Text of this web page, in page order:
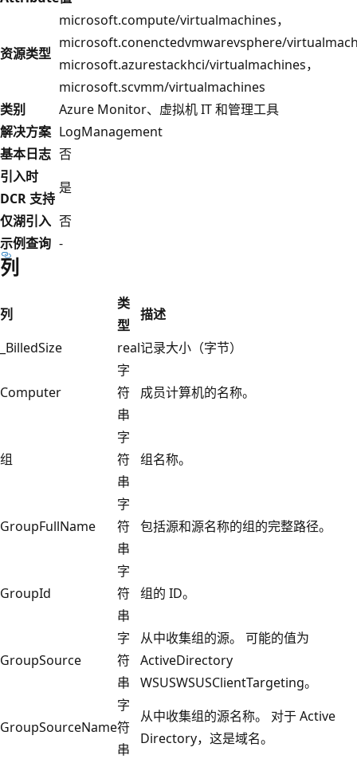
资源类型
microsoft.compute/virtualmachines，
microsoft.conenctedvmwarevsphere/
microsoft.azurestackhci/virtualmachines，
microsoft.scvmm/virtualmachines
类别
Azure Monitor、虚拟机 IT 和管理工具
解决方案 LogManagement
基本日志 否
引入时
DCR 支持
是
仅湖引入 否
示例查询 -
列
列
类
型
描述
_BilledSize
real记录大小（字节）
Computer
字
符
串
成员计算机的名称。
组
字
符
串
组名称。
GroupFullName
字
符
串
包括源和源名称的组的完整路径。
GroupId
字
符
串
组的 ID。
GroupSource
字
符
串
从中收集组的源。 可能的值为
ActiveDirectory
WSUSWSUSClientTargeting。
GroupSourceName
字
符
串
从中收集组的源名称。 对于 Active
Directory，这是域名。